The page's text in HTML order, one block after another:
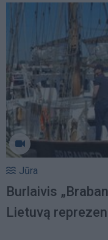
Jūra
Burlaivis
Lietuvą